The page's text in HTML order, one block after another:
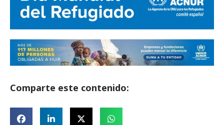
Comparte este contenido: